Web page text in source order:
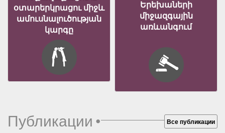
օտարերկրացու միջև
ամուսնալուծության
կարգը
Երեխաների
միջազգային
առևանգում
Публикации• Все публикации